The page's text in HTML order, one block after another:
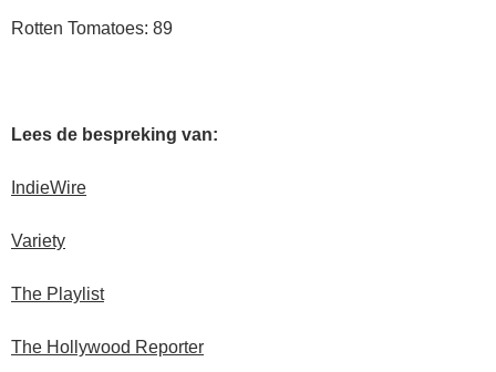
Rotten Tomatoes: 89
Lees de bespreking van:
IndieWire
Variety
The Playlist
The Hollywood Reporter